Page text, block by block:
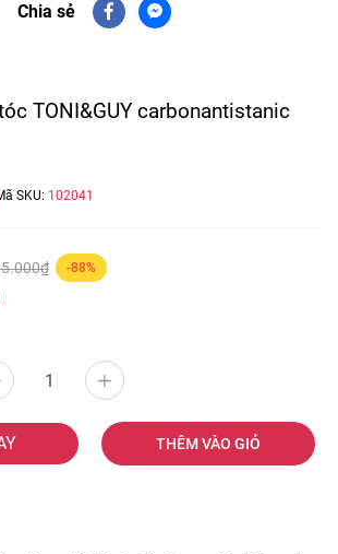
Chia sẻ
TONI&GUY carbonantistanic
SKU: 102041
-88%
THÊM VÀO GIỎ